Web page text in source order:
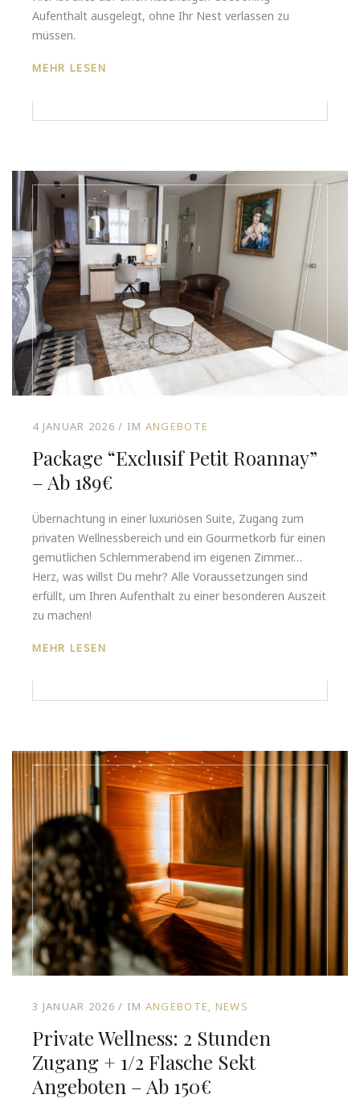
Aufenthalt ausgelegt, ohne Ihr Nest verlassen zu
müssen.
MEHR LESEN
4 JANUAR 2026 IM ANGEBOTE
Package “Exclusif Petit Roannay”
– Ab 189€
Übernachtung in einer luxuriösen Suite, Zugang zum
privaten Wellnessbereich und ein Gourmetkorb für einen
gemütlichen Schlemmerabend im eigenen Zimmer…
Herz, was willst Du mehr? Alle Voraussetzungen sind
erfüllt, um Ihren Aufenthalt zu einer besonderen Auszeit
zu machen!
MEHR LESEN
3 JANUAR 2026 IM ANGEBOTE NEWS
Private Wellness: 2 Stunden
Zugang + 1/2 Flasche Sekt
Angeboten – Ab 150€